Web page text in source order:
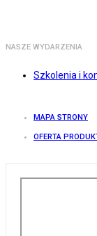
NASZE WYDARZENIA
Szkolenia i
MAPA STRONY
OFERTA